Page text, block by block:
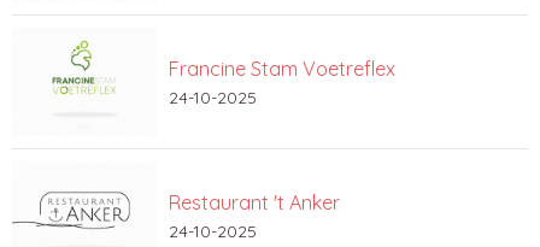
Francine Stam Voetreflex
24-10-2025
Restaurant 't Anker
24-10-2025